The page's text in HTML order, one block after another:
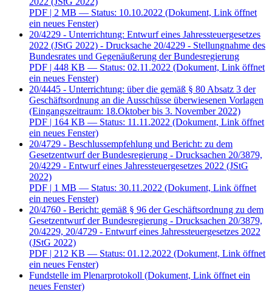
PDF | 2 MB — Status: 10.10.2022 (Dokument, Link öffnet
ein neues Fenster)
20/4229 - Unterrichtung: Entwurf eines Jahressteuergesetzes
2022 (JStG 2022) - Drucksache 20/4229 - Stellungnahme des
Bundesrates und Gegenäußerung der Bundesregierung
PDF | 448 KB — Status: 02.11.2022 (Dokument, Link öffnet
ein neues Fenster)
20/4445 - Unterrichtung: über die gemäß § 80 Absatz 3 der
Geschäftsordnung an die Ausschüsse überwiesenen Vorlagen
(Eingangszeitraum: 18.Oktober bis 3. November 2022)
PDF | 164 KB — Status: 11.11.2022 (Dokument, Link öffnet
ein neues Fenster)
20/4729 - Beschlussempfehlung und Bericht: zu dem
Gesetzentwurf der Bundesregierung - Drucksachen 20/3879,
20/4229 - Entwurf eines Jahressteuergesetzes 2022 (JStG
2022)
PDF | 1 MB — Status: 30.11.2022 (Dokument, Link öffnet
ein neues Fenster)
20/4760 - Bericht: gemäß § 96 der Geschäftsordnung zu dem
Gesetzentwurf der Bundesregierung - Drucksachen 20/3879,
20/4229, 20/4729 - Entwurf eines Jahressteuergesetzes 2022
(JStG 2022)
PDF | 212 KB — Status: 01.12.2022 (Dokument, Link öffnet
ein neues Fenster)
Fundstelle im Plenarprotokoll (Dokument, Link öffnet ein
neues Fenster)